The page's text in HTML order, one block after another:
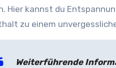
Hier kannst du
zu einem
Weiterführende